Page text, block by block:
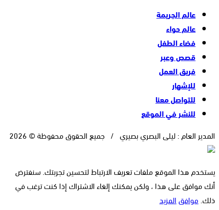
عالم الجريمة
عالم حواء
فضاء الطفل
قصص وعبر
فريق العمل
للإشهار
للتواصل معنا
للنشر في الموقع
المدير العام : ليلى البصري بصيري / جميع الحقوق محفوظة © 2026
يستخدم هذا الموقع ملفات تعريف الارتباط لتحسين تجربتك. سنفترض
أنك موافق على هذا ، ولكن يمكنك إلغاء الاشتراك إذا كنت ترغب في
ذلك. موافقالمزيد